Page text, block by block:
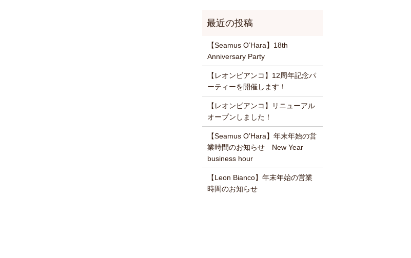
【Seamus O’Hara】18th
Anniversary Party
【レオンビアンコ】12周年記念パ
ーティーを開催します！
【レオンビアンコ】リニューアル
オープンしました！
【Seamus O’Hara】年末年始の営
業時間のお知らせ New Year
business hour
【Leon Bianco】年末年始の営業
時間のお知らせ